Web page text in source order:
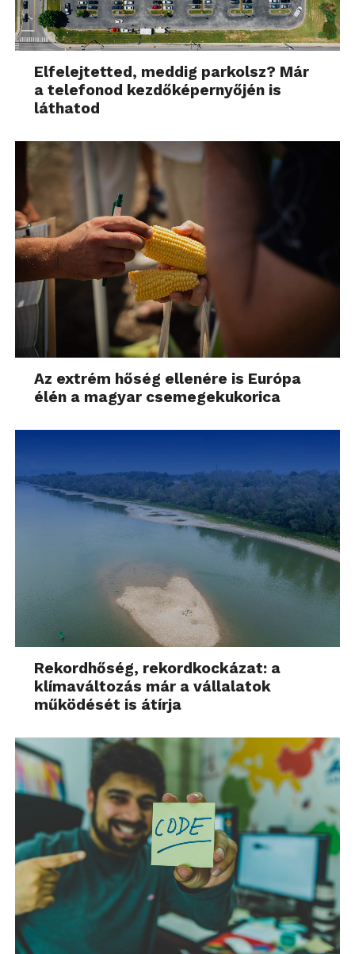
Elfelejtetted, meddig parkolsz? Már
a telefonod kezdőképernyőjén is
láthatod
Az extrém hőség ellenére is Európa
élén a magyar csemegekukorica
Rekordhőség, rekordkockázat: a
klímaváltozás már a vállalatok
működését is átírja